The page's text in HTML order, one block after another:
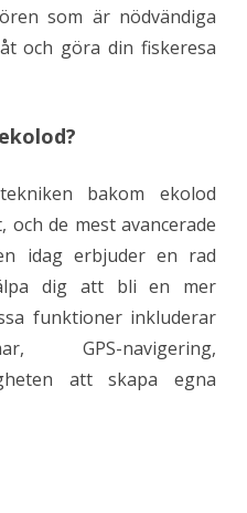
e
n
som är nödvändiga
och göra din fiskeresa
bakom ekolod
de mest avancerade
idag erbjuder en rad
dig att bli en mer
funktioner inkluderar
GPS-navigering,
att skapa egna